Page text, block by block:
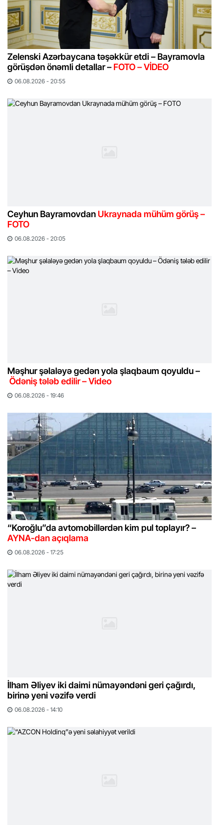
Zelenski Azərbaycana təşəkkür etdi – Bayramovla
görüşdən önəmli detallar – FOTO – VİDEO
06.08.2026 - 20:55
Ceyhun Bayramovdan Ukraynada mühüm görüş –
FOTO
06.08.2026 - 20:05
Məşhur şəlaləyə gedən yola şlaqbaum qoyuldu –
Ödəniş tələb edilir – Video
06.08.2026 - 19:46
“Koroğlu”da avtomobillərdən kim pul toplayır? –
AYNA-dan açıqlama
06.08.2026 - 17:25
İlham Əliyev iki daimi nümayəndəni geri çağırdı,
birinə yeni vəzifə verdi
06.08.2026 - 14:10